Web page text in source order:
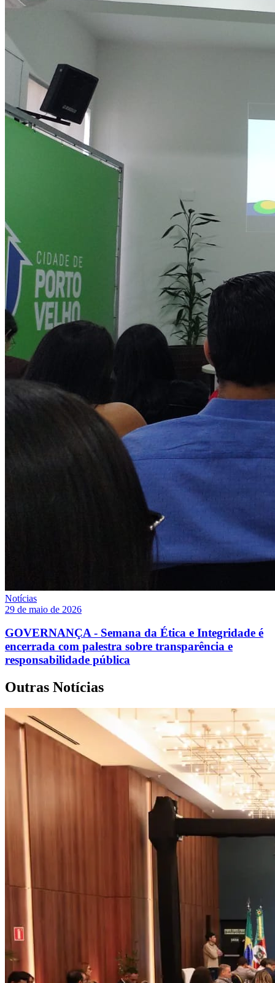
Notícias
29 de maio de 2026
GOVERNANÇA - Semana da Ética e Integridade é
encerrada com palestra sobre transparência e
responsabilidade pública
Outras Notícias